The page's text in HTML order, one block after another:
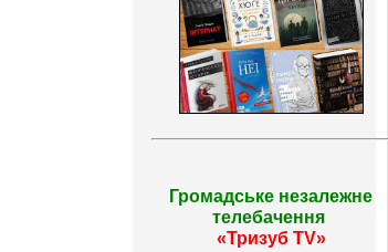
Громадське незалежне
телебачення
«Тризуб TV»